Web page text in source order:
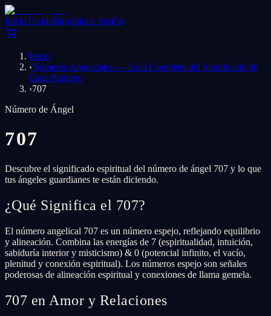
InicioTiendaBlogIniciar Sesión
Inicio
›Números Angelicales — Guía Completa del Significado de
Cada Número
›707
Número de Ángel
707
Descubre el significado espiritual del número de ángel 707 y lo que
tus ángeles guardianes te están diciendo.
¿Qué Significa el 707?
El número angelical 707 es un número espejo, reflejando equilibrio
y alineación. Combina las energías de 7 (espiritualidad, intuición,
sabiduría interior y misticismo) & 0 (potencial infinito, el vacío,
plenitud y conexión espiritual). Los números espejo son señales
poderosas de alineación espiritual y conexiones de llama gemela.
707 en Amor y Relaciones